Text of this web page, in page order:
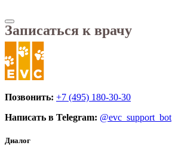
Записаться к врачу
Позвонить: +7 (495) 180-30-30
Написать в Telegram: @evc_support_bot
Диалог